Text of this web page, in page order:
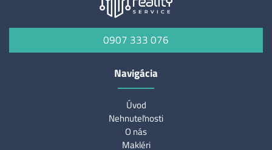
0907 333 076
Navigácia
Úvod
Nehnuteľnosti
O nás
Makléri